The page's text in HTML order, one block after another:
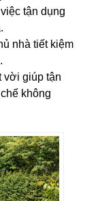
tận dụng
nhà tiết kiệm
vời giúp tận
không